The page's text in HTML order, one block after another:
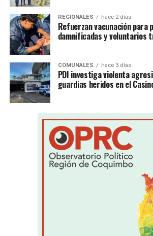
REGIONALES hace 2 días
Refuerzan vacunación
damnificadas y voluntarios
COMUNALES hace 3 días
PDI investiga violenta
guardias heridos en el